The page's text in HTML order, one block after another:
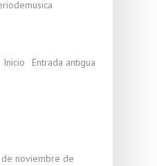
Entrada antigua
Inicio
noviembre de